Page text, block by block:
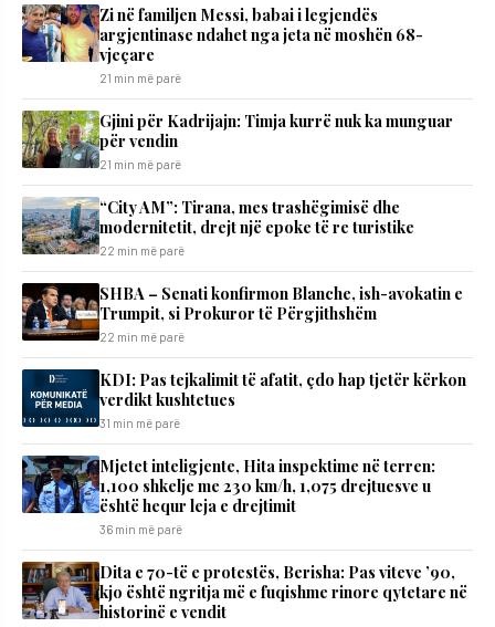
Zi në familjen Messi, babai i legjendës
argjentinase ndahet nga jeta në moshën 68-
vjeçare
21 min më parë
​Gjini për Kadrijajn: Timja kurrë nuk ka munguar
për vendin
21 min më parë
“City AM”: Tirana, mes trashëgimisë dhe
modernitetit, drejt një epoke të re turistike
22 min më parë
SHBA – Senati konfirmon Blanche, ish-avokatin e
Trumpit, si Prokuror të Përgjithshëm
22 min më parë
KDI: Pas tejkalimit të afatit, çdo hap tjetër kërkon
verdikt kushtetues
31 min më parë
Mjetet inteligjente, Hita inspektime në terren:
1,100 shkelje me 230 km/h, 1,075 drejtuesve u
është hequr leja e drejtimit
36 min më parë
Dita e 70-të e protestës, Berisha: Pas viteve ’90,
kjo është ngritja më e fuqishme rinore qytetare në
historinë e vendit